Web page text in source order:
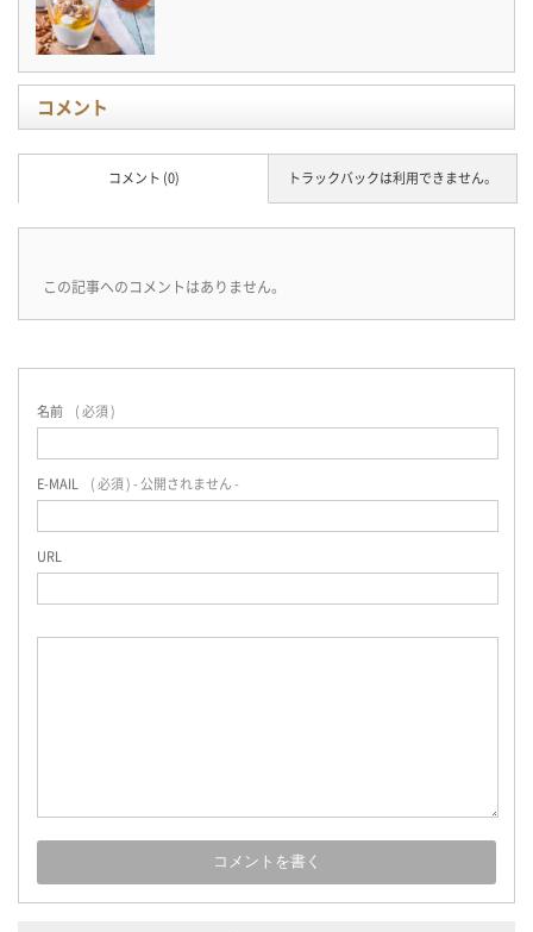
コメント
トラックバックは利用できません。
コメント (0)
この記事へのコメントはありません。
名前 ( 必須 )
E-MAIL ( 必須 ) - 公開されません -
URL